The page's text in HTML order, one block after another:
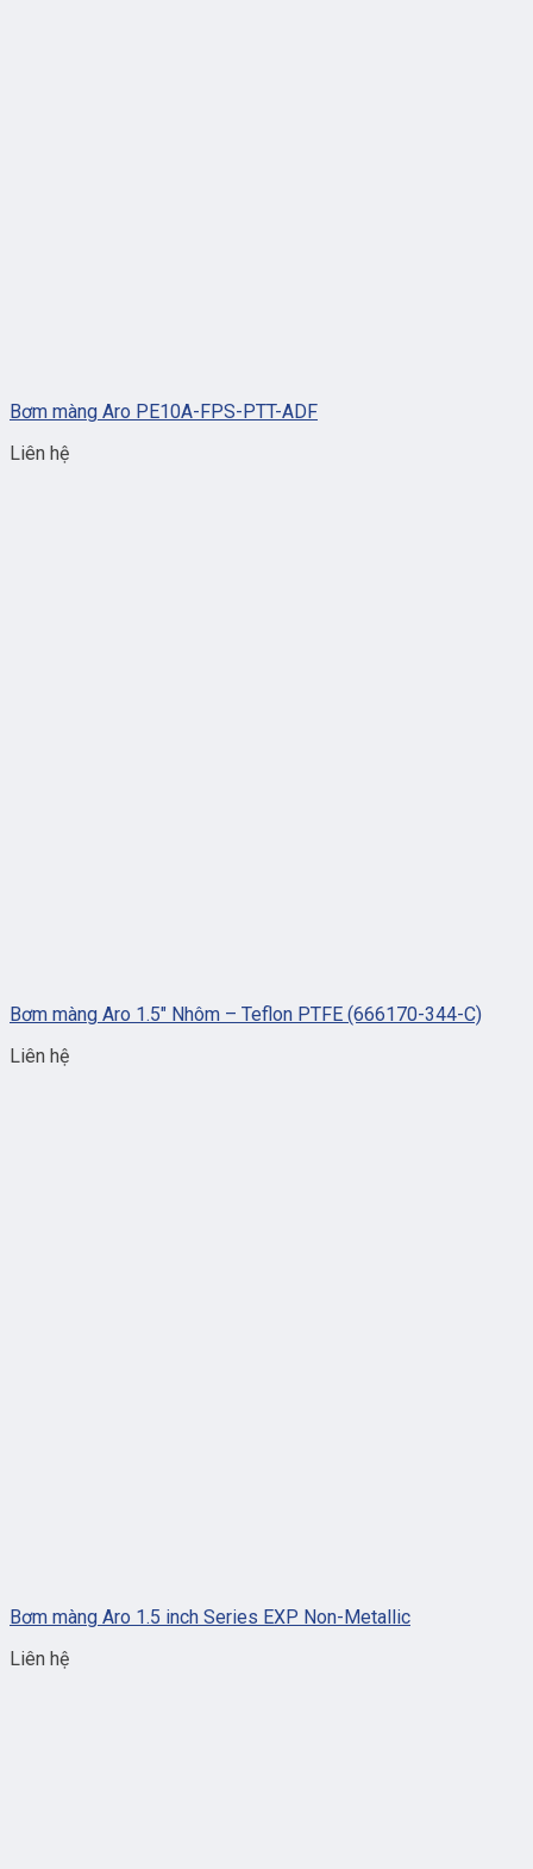
Bơm màng Aro PE10A-FPS-PTT-ADF
Liên hệ
Bơm màng Aro 1.5″ Nhôm – Teflon PTFE (666170-344-C)
Liên hệ
Bơm màng Aro 1.5 inch Series EXP Non-Metallic
Liên hệ